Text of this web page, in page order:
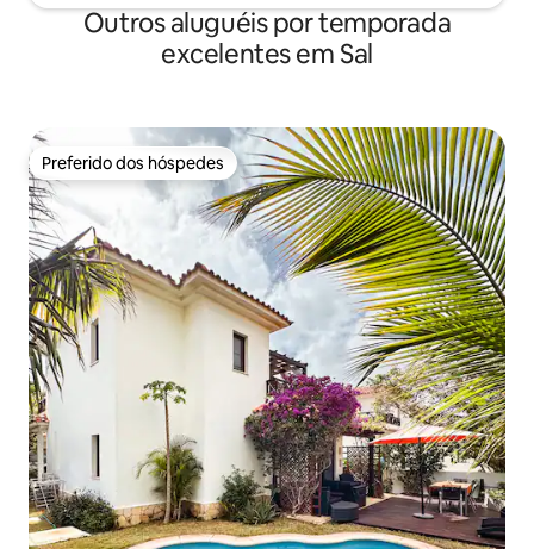
Outros aluguéis por temporada
excelentes em Sal
Preferido dos hóspedes
Preferido dos hóspedes